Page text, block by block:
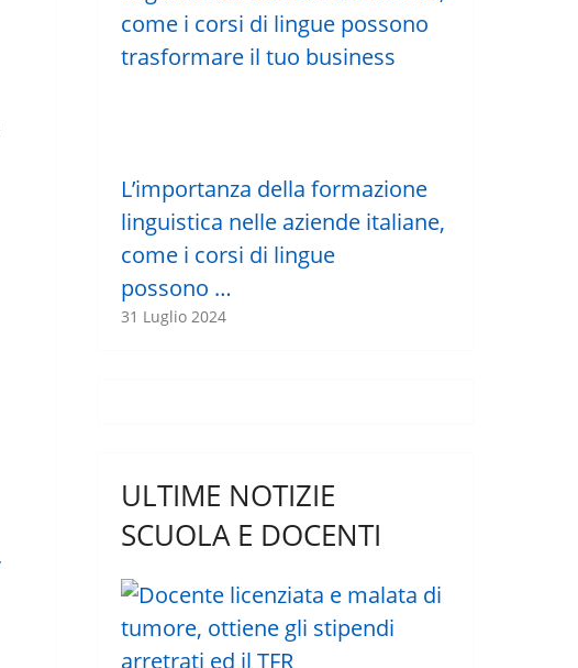
L’importanza della formazione
linguistica nelle aziende italiane,
come i corsi di lingue
possono …
31 Luglio 2024
ULTIME NOTIZIE
SCUOLA E DOCENTI